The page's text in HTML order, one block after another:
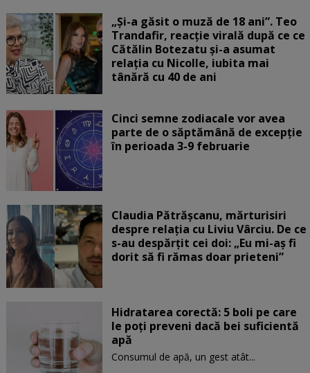
„Și-a găsit o muză de 18 ani”. Teo
Trandafir, reacție virală după ce ce
Cătălin Botezatu și-a asumat
relația cu Nicolle, iubita mai
tânără cu 40 de ani
Cinci semne zodiacale vor avea
parte de o săptămână de excepție
în perioada 3-9 februarie
Claudia Pătrășcanu, mărturisiri
despre relația cu Liviu Vârciu. De ce
s-au despărțit cei doi: „Eu mi-aș fi
dorit să fi rămas doar prieteni”
Hidratarea corectă: 5 boli pe care
le poți preveni dacă bei suficientă
apă
Consumul de apă, un gest atât...